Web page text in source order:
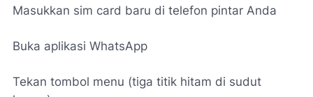
Masukkan sim card baru di telefon pintar Anda
Buka aplikasi WhatsApp
Tekan tombol menu (tiga titik hitam di sudut